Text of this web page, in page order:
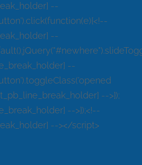
--
--
--
-->});
-->});<!--
--></script>